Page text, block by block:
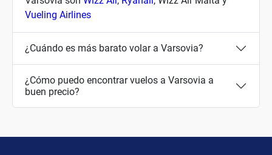
Vueling Airlines
¿Cuándo es más barato volar a Varsovia?
¿Cómo puedo encontrar vuelos a Varsovia a
buen precio?